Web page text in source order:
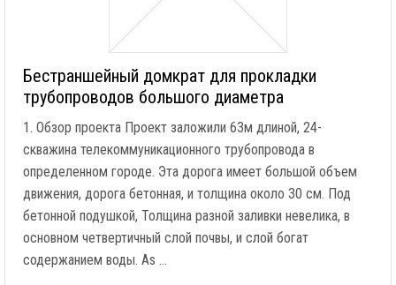
Бестраншейный домкрат для прокладки
трубопроводов большого диаметра
1. Обзор проекта Проект заложили 63м длиной, 24-
скважина телекоммуникационного трубопровода в
определенном городе. Эта дорога имеет большой объем
движения, дорога бетонная, и толщина около 30 см. Под
бетонной подушкой, Толщина разной заливки невелика, в
основном четвертичный слой почвы, и слой богат
содержанием воды. As …